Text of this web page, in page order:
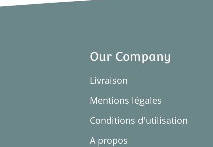
Our Company
Livraison
Mentions légales
Conditions d'utilisation
A propos